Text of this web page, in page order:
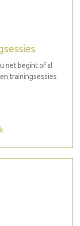
net begint of al
trainingsessies